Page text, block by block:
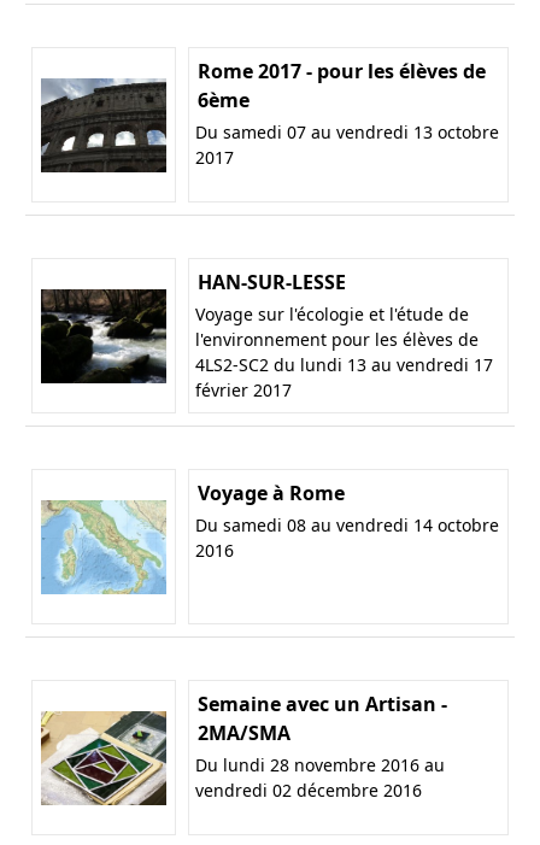
Rome 2017 - pour les élèves de
6ème
Du samedi 07 au vendredi 13 octobre
2017
HAN-SUR-LESSE
Voyage sur l'écologie et l'étude de
l'environnement pour les élèves de
4LS2-SC2 du lundi 13 au vendredi 17
février 2017
Voyage à Rome
Du samedi 08 au vendredi 14 octobre
2016
Semaine avec un Artisan -
2MA/SMA
Du lundi 28 novembre 2016 au
vendredi 02 décembre 2016